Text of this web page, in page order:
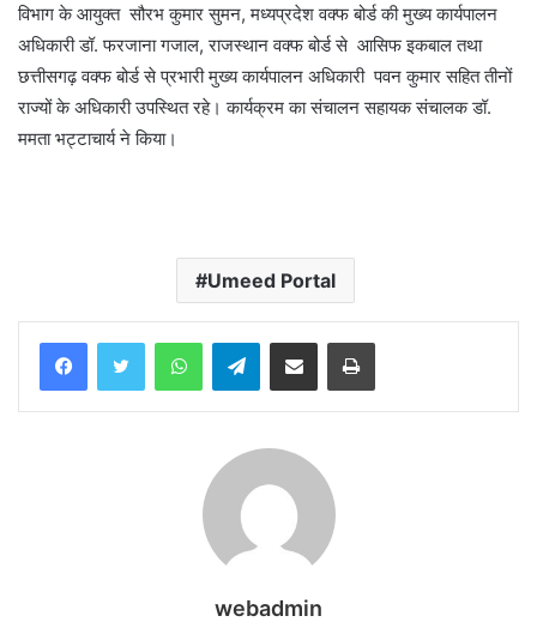
विभाग के आयुक्त सौरभ कुमार सुमन, मध्यप्रदेश वक्फ बोर्ड की मुख्य कार्यपालन
अधिकारी डॉ. फरजाना गजाल, राजस्थान वक्फ बोर्ड से आसिफ इकबाल तथा
छत्तीसगढ़ वक्फ बोर्ड से प्रभारी मुख्य कार्यपालन अधिकारी पवन कुमार सहित तीनों
राज्यों के अधिकारी उपस्थित रहे। कार्यक्रम का संचालन सहायक संचालक डॉ.
ममता भट्टाचार्य ने किया।
Umeed Portal
WhatsAppTelegramShare via Email Print
webadmin